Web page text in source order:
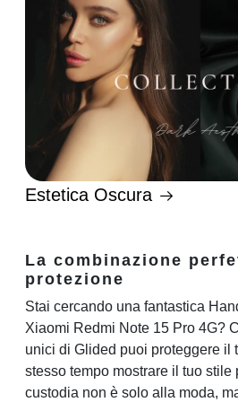
Estetica Oscura
La combinazione
protezione
Stai cercando una fantastica
Xiaomi Redmi Note 15 Pro 4G?
unici di Glided puoi proteggere il
stesso tempo mostrare il tuo stile
custodia non è solo alla moda,